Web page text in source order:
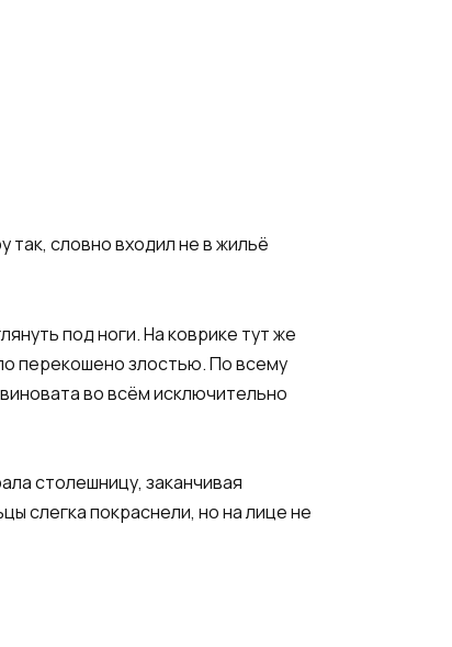
словно входил не в жильё
под ноги. На коврике тут же
перекошено злостью. По всему
во всём исключительно
столешницу, заканчивая
слегка покраснели, но на лице не